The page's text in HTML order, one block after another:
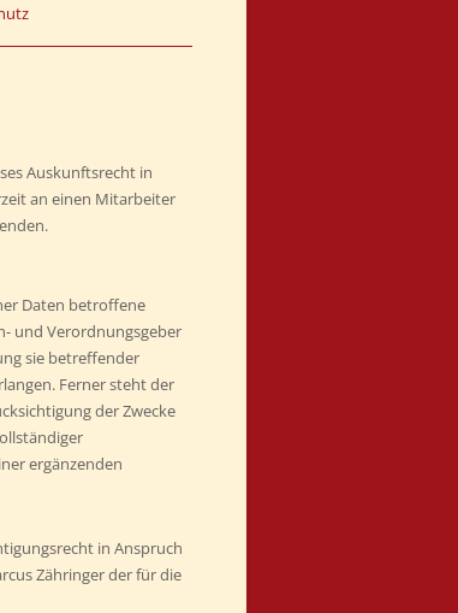
Auskunftsrecht in
an einen Mitarbeiter
Daten betroffene
und Verordnungsgeber
sie betreffender
Ferner steht der
der Zwecke
ergänzenden
in Anspruch
Zähringer der für die